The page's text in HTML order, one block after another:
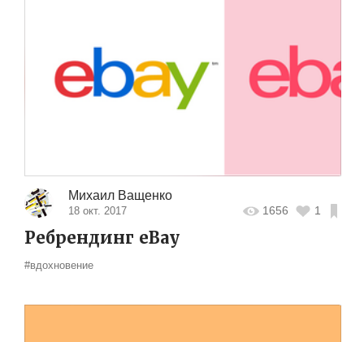
Михаил Ващенко
18 окт. 2017 1656 1
Ребрендинг eBay
#вдохновение